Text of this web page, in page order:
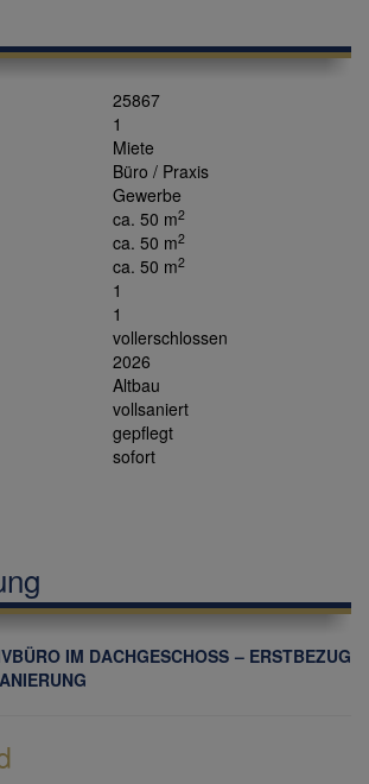
25867
1
Miete
Büro / Praxis
Gewerbe
ca. 50 m2
ca. 50 m2
ca. 50 m2
1
1
vollerschlossen
2026
Altbau
vollsaniert
gepflegt
sofort
IM DACHGESCHOSS – ERSTBEZUG